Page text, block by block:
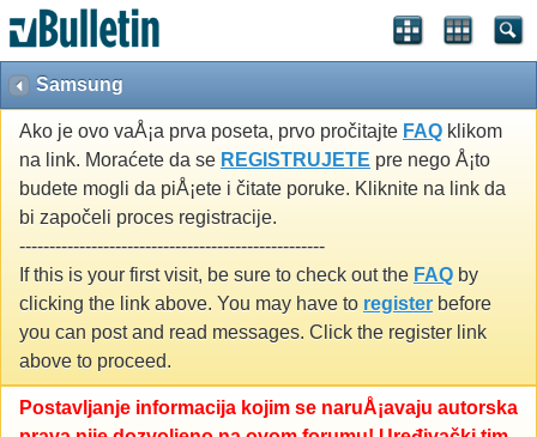
Samsung
Ako je ovo vaÅ¡a prva poseta, prvo pročitajte FAQ klikom
na link. Moraćete da se REGISTRUJETE pre nego Å¡to
budete mogli da piÅ¡ete i čitate poruke. Kliknite na link da
bi započeli proces registracije.
---------------------------------------------------
If this is your first visit, be sure to check out the FAQ by
clicking the link above. You may have to register before
you can post and read messages. Click the register link
above to proceed.
Postavljanje informacija kojim se naruÅ¡avaju autorska